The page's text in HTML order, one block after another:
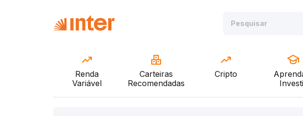
Renda
Variável
Carteiras
Recomendadas
Cripto